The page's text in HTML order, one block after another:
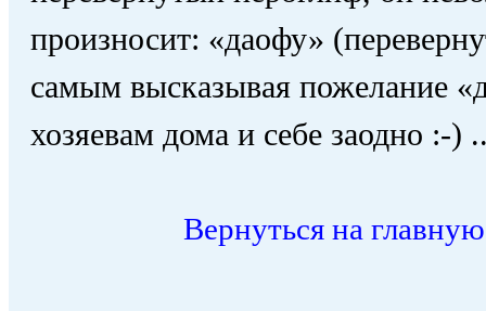
произносит: «даофу»
самым высказывая пожелание
хозяевам дома и себе заодно :-)
Вернуться на